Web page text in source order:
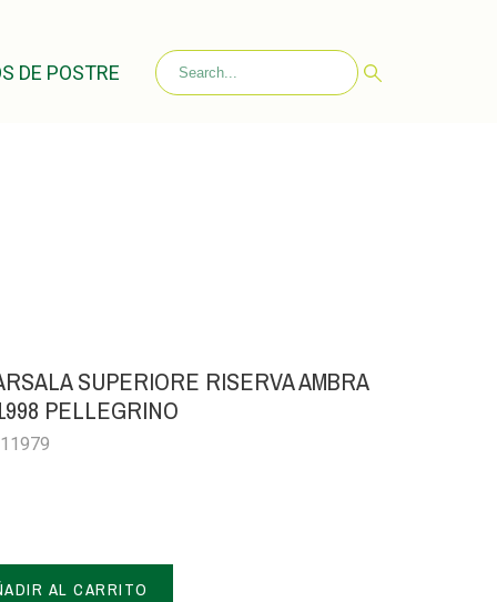
DE POSTRE
SUPERIORE RISERVA AMBRA
PELLEGRINO
AL CARRITO